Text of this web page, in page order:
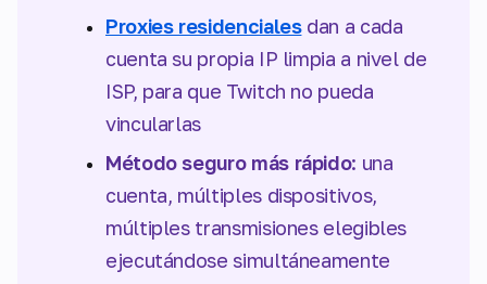
Proxies residencialesdan a cada
cuenta su propia IP limpia a nivel de
ISP, para que Twitch no pueda
vincularlas
Método seguro más rápido: una
cuenta, múltiples dispositivos,
múltiples transmisiones elegibles
ejecutándose simultáneamente